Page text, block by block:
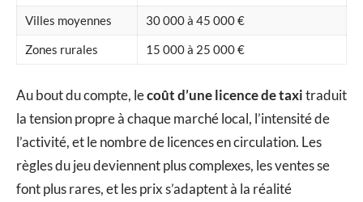
Villes moyennes
30 000 à 45 000 €
Zones rurales
15 000 à 25 000 €
Au bout du compte, lecoût d’une licence de taxitraduit
la tension propre à chaque marché local, l’intensité de
l’activité, et le nombre de licences en circulation. Les
règles du jeu deviennent plus complexes, les ventes se
font plus rares, et les prix s’adaptent à la réalité